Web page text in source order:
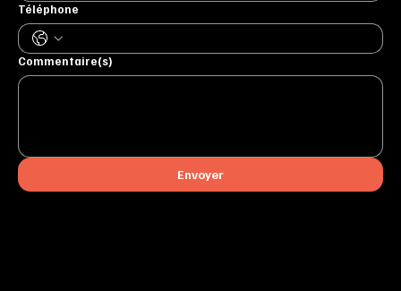
Téléphone
Commentaire(s)
Envoyer